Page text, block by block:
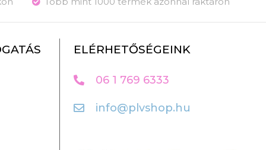
ELÉRHETŐSÉGEINK
06 1 769 6333
info@plvshop.hu